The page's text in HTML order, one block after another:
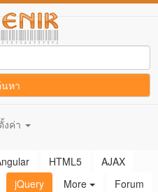
หา
งค่า
HTML5
AJAX
jQuery More Forum